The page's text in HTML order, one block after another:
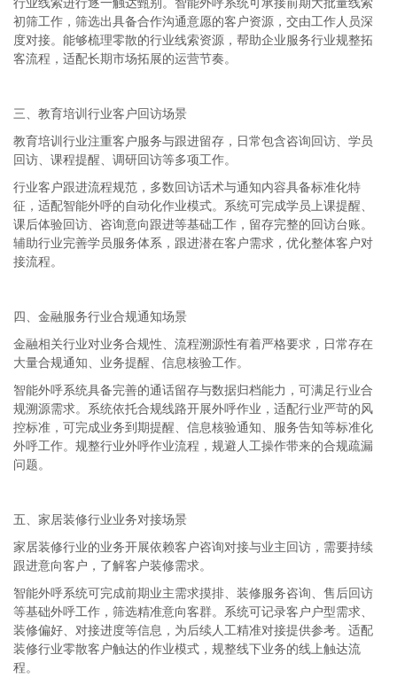
初筛工作，筛选出具备合作沟通意愿的客户资源，交由工作人员深
度对接。能够梳理零散的行业线索资源，帮助企业服务行业规整拓
客流程，适配长期市场拓展的运营节奏。
三、教育培训行业客户回访场景
教育培训行业注重客户服务与跟进留存，日常包含咨询回访、学员
回访、课程提醒、调研回访等多项工作。
行业客户跟进流程规范，多数回访话术与通知内容具备标准化特
征，适配智能外呼的自动化作业模式。系统可完成学员上课提醒、
课后体验回访、咨询意向跟进等基础工作，留存完整的回访台账。
辅助行业完善学员服务体系，跟进潜在客户需求，优化整体客户对
接流程。
四、金融服务行业合规通知场景
金融相关行业对业务合规性、流程溯源性有着严格要求，日常存在
大量合规通知、业务提醒、信息核验工作。
智能外呼系统具备完善的通话留存与数据归档能力，可满足行业合
规溯源需求。系统依托合规线路开展外呼作业，适配行业严苛的风
控标准，可完成业务到期提醒、信息核验通知、服务告知等标准化
外呼工作。规整行业外呼作业流程，规避人工操作带来的合规疏漏
问题。
五、家居装修行业业务对接场景
家居装修行业的业务开展依赖客户咨询对接与业主回访，需要持续
跟进意向客户，了解客户装修需求。
智能外呼系统可完成前期业主需求摸排、装修服务咨询、售后回访
等基础外呼工作，筛选精准意向客群。系统可记录客户户型需求、
装修偏好、对接进度等信息，为后续人工精准对接提供参考。适配
装修行业零散客户触达的作业模式，规整线下业务的线上触达流
程。